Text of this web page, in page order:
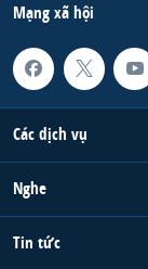
Mạng xã hội
Các dịch vụ
Nghe
Tin tức